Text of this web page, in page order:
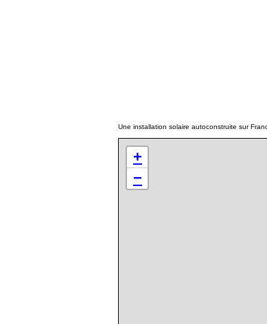
Une installation solaire autoconstruite sur
+
−